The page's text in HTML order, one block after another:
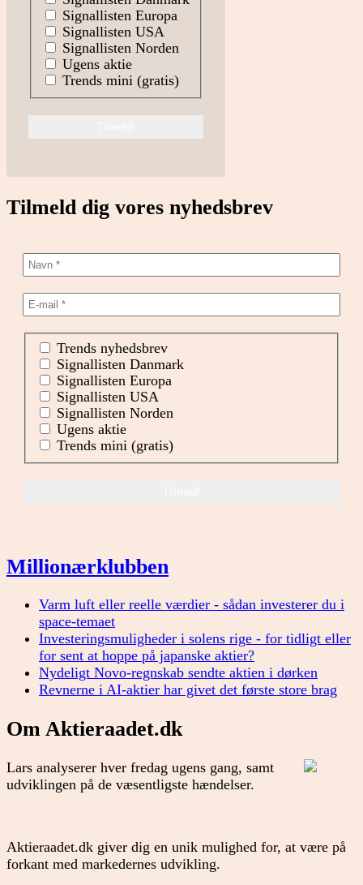
Signallisten Europa
Signallisten USA
Signallisten Norden
Ugens aktie
Trends mini (gratis)
Tilmeld dig vores nyhedsbrev
Trends nyhedsbrev
Signallisten Danmark
Signallisten Europa
Signallisten USA
Signallisten Norden
Ugens aktie
Trends mini (gratis)
Millionærklubben
Varm luft eller reelle værdier - sådan investerer du i
space-temaet
Investeringsmuligheder i solens rige - for tidligt eller
for sent at hoppe på japanske aktier?
Nydeligt Novo-regnskab sendte aktien i dørken
Revnerne i AI-aktier har givet det første store brag
Om Aktieraadet.dk
Lars analyserer hver fredag ugens gang, samt
udviklingen på de væsentligste hændelser.
Aktieraadet.dk giver dig en unik mulighed for, at være på
forkant med markedernes udvikling.